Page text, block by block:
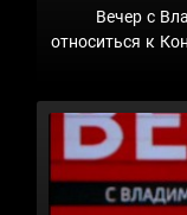
Вечер с
относиться к